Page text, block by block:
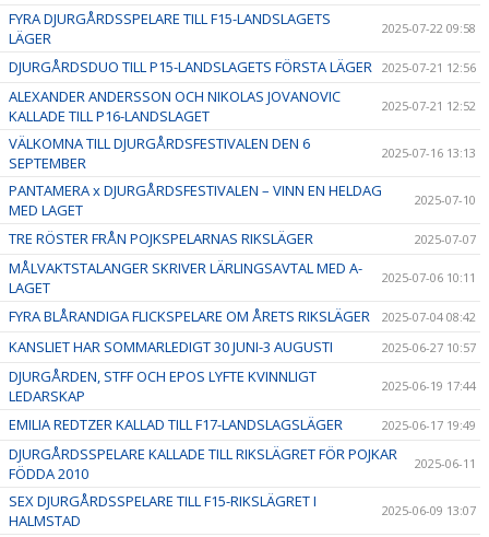
FYRA DJURGÅRDSSPELARE TILL F15-LANDSLAGETS
LÄGER
2025-07-22 09:58
DJURGÅRDSDUO TILL P15-LANDSLAGETS FÖRSTA LÄGER 2025-07-21 12:56
ALEXANDER ANDERSSON OCH NIKOLAS JOVANOVIC
KALLADE TILL P16-LANDSLAGET
2025-07-21 12:52
VÄLKOMNA TILL DJURGÅRDSFESTIVALEN DEN 6
SEPTEMBER
2025-07-16 13:13
PANTAMERA x DJURGÅRDSFESTIVALEN – VINN EN HELDAG
MED LAGET
2025-07-10
TRE RÖSTER FRÅN POJKSPELARNAS RIKSLÄGER 2025-07-07
MÅLVAKTSTALANGER SKRIVER LÄRLINGSAVTAL MED A-
LAGET
2025-07-06 10:11
FYRA BLÅRANDIGA FLICKSPELARE OM ÅRETS RIKSLÄGER 2025-07-04 08:42
KANSLIET HAR SOMMARLEDIGT 30 JUNI-3 AUGUSTI 2025-06-27 10:57
DJURGÅRDEN, STFF OCH EPOS LYFTE KVINNLIGT
LEDARSKAP
2025-06-19 17:44
EMILIA REDTZER KALLAD TILL F17-LANDSLAGSLÄGER 2025-06-17 19:49
DJURGÅRDSSPELARE KALLADE TILL RIKSLÄGRET FÖR POJKAR
FÖDDA 2010
2025-06-11
SEX DJURGÅRDSSPELARE TILL F15-RIKSLÄGRET I
HALMSTAD
2025-06-09 13:07